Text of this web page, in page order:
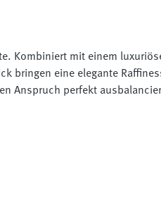
Kombiniert mit einem
bringen eine elegante
Anspruch perfekt